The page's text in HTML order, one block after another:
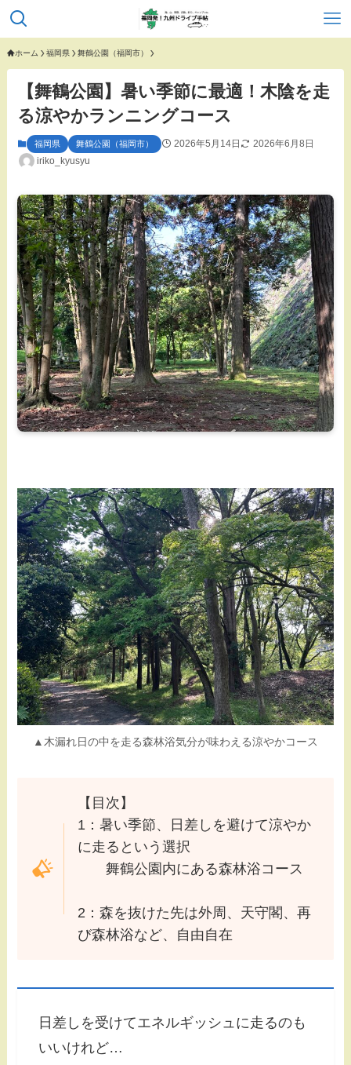
ホーム 福岡県 舞鶴公園（福岡市）
【舞鶴公園】暑い季節に最適！木陰を走
る涼やかランニングコース
福岡県 舞鶴公園（福岡市） 2026年5月14日
2026年6月8日
iriko_kyusyu
▲木漏れ日の中を走る森林浴気分が味わえる涼やかコース
【目次】
1：暑い季節、日差しを避けて涼やか
に走るという選択
舞鶴公園内にある森林浴コース
2：森を抜けた先は外周、天守閣、再
び森林浴など、自由自在
日差しを受けてエネルギッシュに走るのも
いいけれど…